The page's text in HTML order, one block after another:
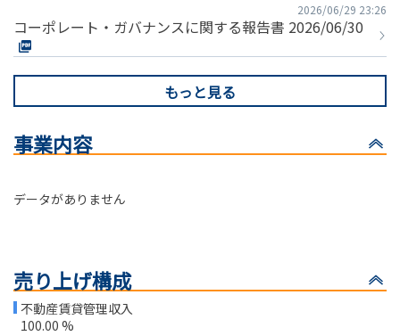
2026/06/29 23:26
コーポレート・ガバナンスに関する報告書 2026/06/30
もっと見る
事業内容
データがありません
売り上げ構成
不動産賃貸管理収入
100.00 %